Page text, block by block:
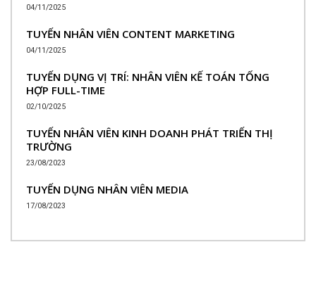
04/11/2025
TUYỂN NHÂN VIÊN CONTENT MARKETING
04/11/2025
TUYỂN DỤNG VỊ TRÍ: NHÂN VIÊN KẾ TOÁN TỔNG
HỢP FULL-TIME
02/10/2025
TUYỂN NHÂN VIÊN KINH DOANH PHÁT TRIỂN THỊ
TRƯỜNG
23/08/2023
TUYỂN DỤNG NHÂN VIÊN MEDIA
17/08/2023